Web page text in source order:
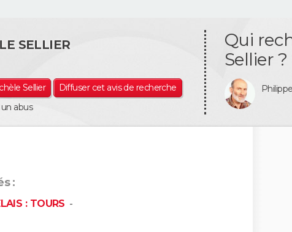
SELLIER
Sellier
Diffuser cet avis de recherche
abus
Qui
Sellier ?
:
: TOURS -